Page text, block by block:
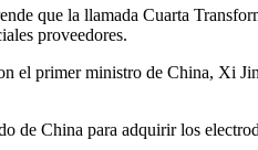
que la llamada Cuarta
proveedores.
primer ministro de China, Xi
de China para adquirir los